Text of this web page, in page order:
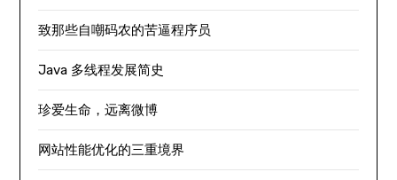
致那些自嘲码农的苦逼程序员
Java 多线程发展简史
珍爱生命，远离微博
网站性能优化的三重境界